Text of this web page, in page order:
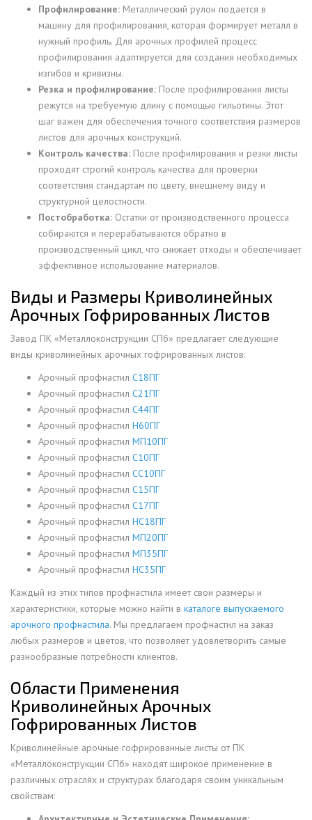
Профилирование: Металлический рулон подается в
машину для профилирования, которая формирует металл в
нужный профиль. Для арочных профилей процесс
профилирования адаптируется для создания необходимых
изгибов и кривизны.
Резка и профилирование: После профилирования листы
режутся на требуемую длину с помощью гильотины. Этот
шаг важен для обеспечения точного соответствия размеров
листов для арочных конструкций.
Контроль качества: После профилирования и резки листы
проходят строгий контроль качества для проверки
соответствия стандартам по цвету, внешнему виду и
структурной целостности.
Постобработка: Остатки от производственного процесса
собираются и перерабатываются обратно в
производственный цикл, что снижает отходы и обеспечивает
эффективное использование материалов.
Виды и Размеры Криволинейных
Арочных Гофрированных Листов
Завод ПК «Металлоконструкции СПб» предлагает следующие
виды криволинейных арочных гофрированных листов:
Арочный профнастил С18ПГ
Арочный профнастил С21ПГ
Арочный профнастил С44ПГ
Арочный профнастил Н60ПГ
Арочный профнастил МП10ПГ
Арочный профнастил С10ПГ
Арочный профнастил СС10ПГ
Арочный профнастил С15ПГ
Арочный профнастил С17ПГ
Арочный профнастил НС18ПГ
Арочный профнастил МП20ПГ
Арочный профнастил МП35ПГ
Арочный профнастил НС35ПГ
Каждый из этих типов профнастила имеет свои размеры и
характеристики, которые можно найти в каталоге выпускаемого
арочного профнастила. Мы предлагаем профнастил на заказ
любых размеров и цветов, что позволяет удовлетворить самые
разнообразные потребности клиентов.
Области Применения
Криволинейных Арочных
Гофрированных Листов
Криволинейные арочные гофрированные листы от ПК
«Металлоконструкции СПб» находят широкое применение в
различных отраслях и структурах благодаря своим уникальным
свойствам: